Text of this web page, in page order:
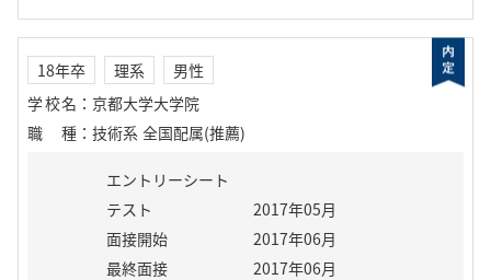
18年卒 理系
男性
学校名 ： 京都大学大学院
職種 ： 技術系 全国配属(推薦)
エントリーシート
テスト
2017年05月
面接開始
2017年06月
最終面接
2017年06月